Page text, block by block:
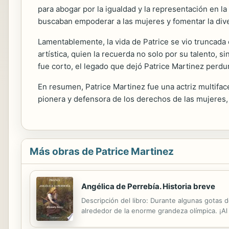
para abogar por la igualdad y la representación en
buscaban empoderar a las mujeres y fomentar la
Lamentablemente, la vida de Patrice se vio
artística, quien la recuerda no solo por su talento,
fue corto, el legado que dejó Patrice Martinez
En resumen, Patrice Martinez fue una actriz
pionera y defensora de los derechos de las
Más obras de Patrice Martinez
Angélica de Perrebía. Historia breve
Descripción del libro: Durante algunas gotas
alrededor de la enorme grandeza olímpica.